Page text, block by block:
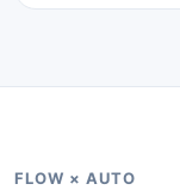
FLOW × AUTO